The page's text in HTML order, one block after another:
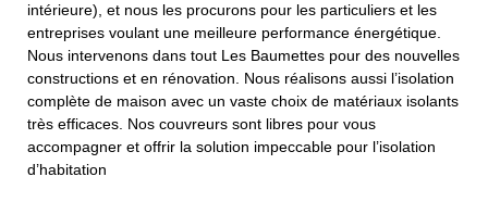
intérieure), et nous les procurons pour les particuliers et les
entreprises voulant une meilleure performance énergétique.
Nous intervenons dans tout Les Baumettes pour des nouvelles
constructions et en rénovation. Nous réalisons aussi l’isolation
complète de maison avec un vaste choix de matériaux isolants
très efficaces. Nos couvreurs sont libres pour vous
accompagner et offrir la solution impeccable pour l’isolation
d’habitation